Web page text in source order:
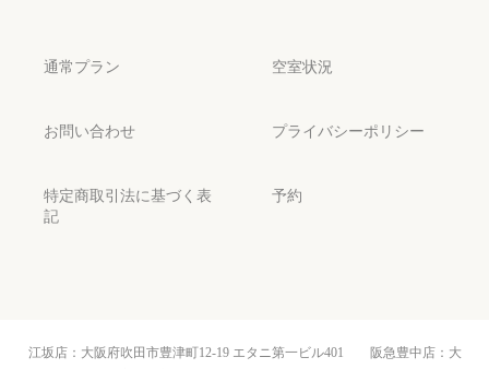
通常プラン 空室状況
お問い合わせ プライバシーポリシー
特定商取引法に基づく表
記
予約
江坂店：大阪府吹田市豊津町12-19 エタニ第一ビル401 阪急豊中店：大